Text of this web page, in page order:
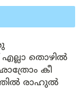
എല്ലാ തൊഴിൽ
കീ
രാഹുൽ